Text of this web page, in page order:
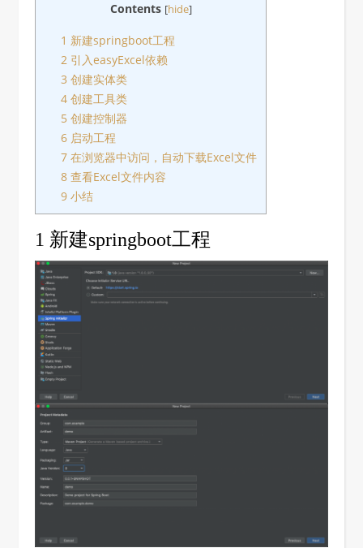
Contents [hide]
1 新建springboot工程
2 引入easyExcel依赖
3 创建实体类
4 创建工具类
5 创建控制器
6 启动工程
7 在浏览器中访问，自动下载Excel文件
8 查看Excel文件内容
9 小结
1 新建springboot工程